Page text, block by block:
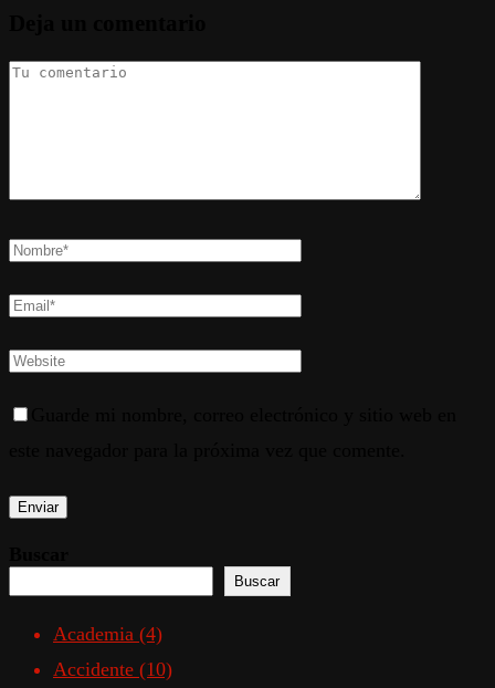
Buscar
Academia (4)
Accidente (10)